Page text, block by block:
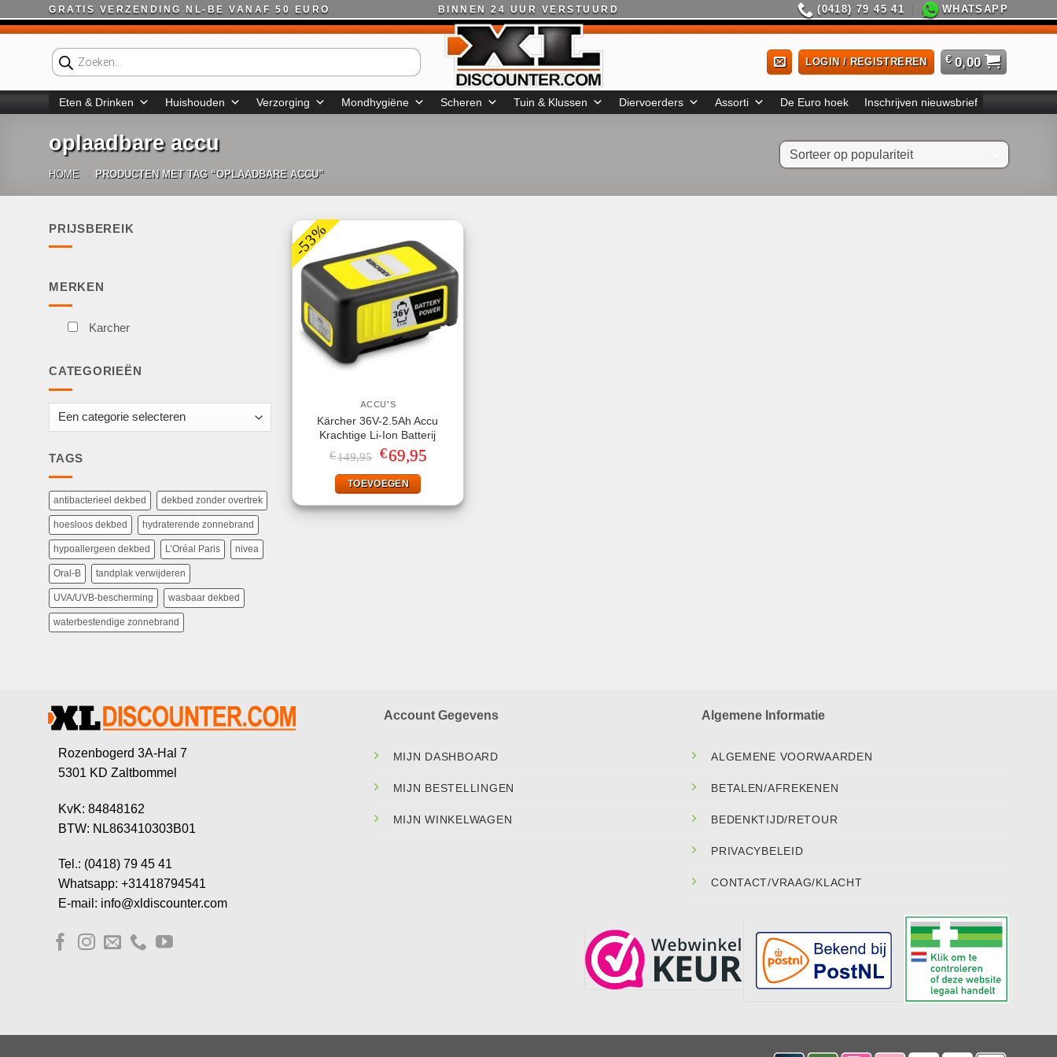
naar
GRATIS VERZENDING NL-BE VANAF 50 EURO BINNEN 24 UUR VERSTUURD (0418) 79 45 41 WHATSAPP
Producten
zoeken
LOGIN / REGISTREREN € 0,00
Eten & Drinken Huishouden Verzorging Mondhygiëne Scheren Tuin & Klussen Diervoerders Assorti De Euro hoek Inschrijven nieuwsbrief
oplaadbare accu
HOME - PRODUCTEN MET TAG “OPLAADBARE ACCU”
PRIJSBEREIK
MERKEN
Karcher
CATEGORIEËN
TAGS
antibacterieel dekbed dekbed zonder overtrek
hoesloos dekbed hydraterende zonnebrand
hypoallergeen dekbed L’Oréal Paris nivea
Oral-B tandplak verwijderen
UVA/UVB-bescherming wasbaar dekbed
waterbestendige zonnebrand
-53%
ACCU'S
Kärcher 36V-2.5Ah Accu
Krachtige Li-Ion Batterij
€149,95
Oorspronkelijke
prijs
was:
€149,95.
€69,95Huidige
prijs
TOEVOEGEN
Rozenbogerd 3A-Hal 7
5301 KD Zaltbommel
KvK: 84848162
BTW: NL863410303B01
Tel.: (0418) 79 45 41
Whatsapp: +31418794541
E-mail: info@xldiscounter.com
Account Gegevens
MIJN DASHBOARD
MIJN BESTELLINGEN
MIJN WINKELWAGEN
Algemene Informatie
ALGEMENE VOORWAARDEN
BETALEN/AFREKENEN
BEDENKTIJD/RETOUR
PRIVACYBELEID
CONTACT/VRAAG/KLACHT